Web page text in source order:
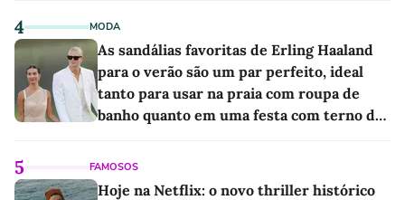
4 MODA
As sandálias favoritas de Erling Haaland
para o verão são um par perfeito, ideal
tanto para usar na praia com roupa de
banho quanto em uma festa com terno de
5 FAMOSOS
Hoje na Netflix: o novo thriller histórico